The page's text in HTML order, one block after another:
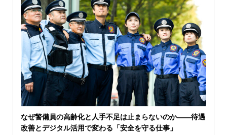
なぜ警備員の高齢化と人手不足は止まらないのか――待遇
改善とデジタル活用で変わる「安全を守る仕事」